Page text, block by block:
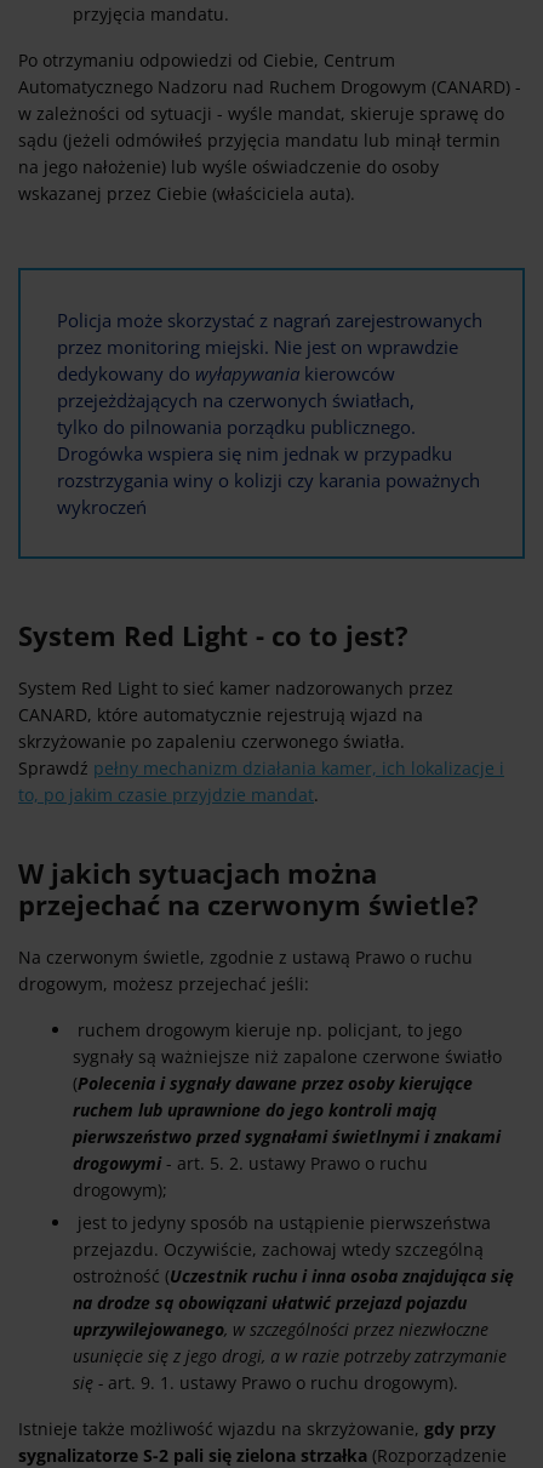
przyjęcia mandatu.
Po otrzymaniu odpowiedzi od Ciebie, Centrum
Automatycznego Nadzoru nad Ruchem Drogowym (CANARD) -
w zależności od sytuacji - wyśle mandat, skieruje sprawę do
sądu (jeżeli odmówiłeś przyjęcia mandatu lub minął termin
na jego nałożenie) lub wyśle oświadczenie do osoby
wskazanej przez Ciebie (właściciela auta).
Policja może skorzystać z nagrań zarejestrowanych
przez monitoring miejski. Nie jest on wprawdzie
dedykowany do wyłapywania kierowców
przejeżdżających na czerwonych światłach,
tylko do pilnowania porządku publicznego.
Drogówka wspiera się nim jednak w przypadku
rozstrzygania winy o kolizji czy karania poważnych
wykroczeń
System Red Light - co to jest?
System Red Light to sieć kamer nadzorowanych przez
CANARD, które automatycznie rejestrują wjazd na
skrzyżowanie po zapaleniu czerwonego światła.
Sprawdź pełny mechanizm działania kamer, ich lokalizacje i
to, po jakim czasie przyjdzie mandat.
W jakich sytuacjach można
przejechać na czerwonym świetle?
Na czerwonym świetle, zgodnie z ustawą Prawo o ruchu
drogowym, możesz przejechać jeśli:
ruchem drogowym kieruje np. policjant, to jego
sygnały są ważniejsze niż zapalone czerwone światło
(Polecenia i sygnały dawane przez osoby kierujące
ruchem lub uprawnione do jego kontroli mają
pierwszeństwo przed sygnałami świetlnymi i znakami
drogowymi - art. 5. 2. ustawy Prawo o ruchu
drogowym);
jest to jedyny sposób na ustąpienie pierwszeństwa
przejazdu. Oczywiście, zachowaj wtedy szczególną
ostrożność (Uczestnik ruchu i inna osoba znajdująca się
na drodze są obowiązani ułatwić przejazd pojazdu
uprzywilejowanego, w szczególności przez niezwłoczne
usunięcie się z jego drogi, a w razie potrzeby zatrzymanie
się - art. 9. 1. ustawy Prawo o ruchu drogowym).
Istnieje także możliwość wjazdu na skrzyżowanie, gdy przy
sygnalizatorze S-2 pali się zielona strzałka (Rozporządzenie